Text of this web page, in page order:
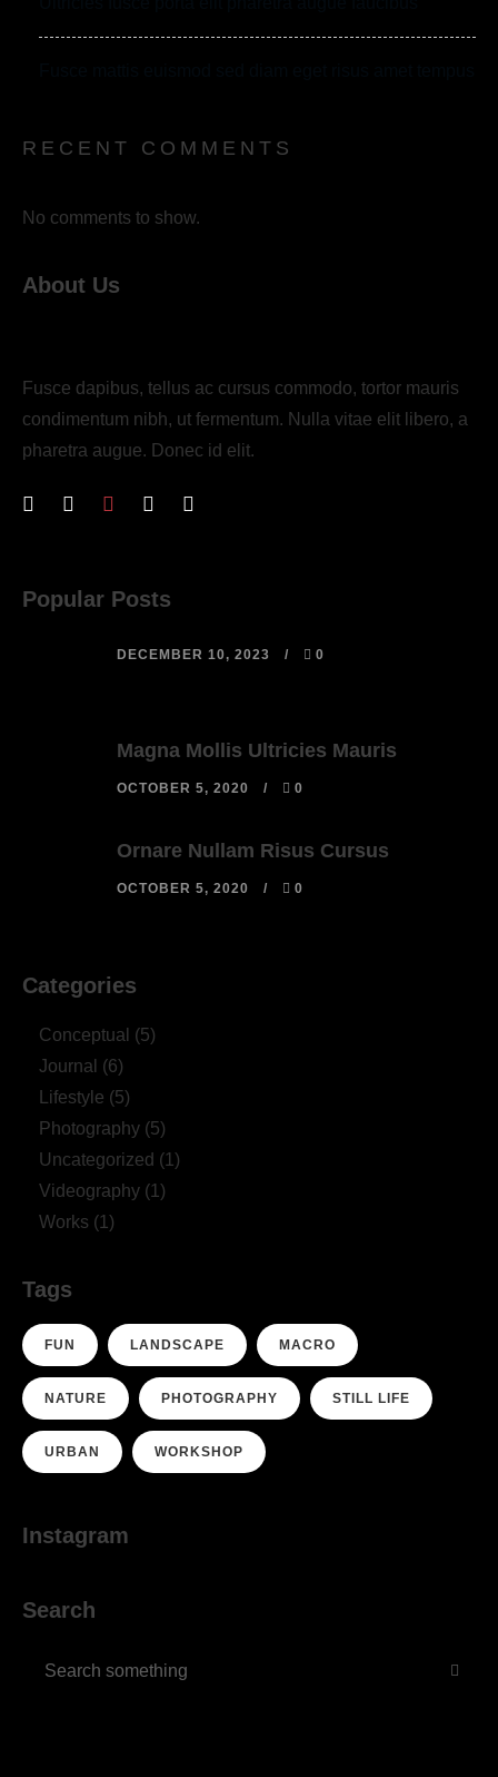
RECENT COMMENTS
No comments to show.
About Us
Fusce dapibus, tellus ac cursus commodo, tortor mauris
condimentum nibh, ut fermentum. Nulla vitae elit libero, a
pharetra augue. Donec id elit.
Popular Posts
DECEMBER 10, 2023 0
Magna Mollis Ultricies Mauris
OCTOBER 5, 2020 0
Ornare Nullam Risus Cursus
OCTOBER 5, 2020 0
Categories
Conceptual (5)
Journal (6)
Lifestyle (5)
Photography (5)
Uncategorized (1)
Videography (1)
Works (1)
Tags
FUN LANDSCAPE MACRO
NATURE PHOTOGRAPHY STILL LIFE
URBAN WORKSHOP
Instagram
Search